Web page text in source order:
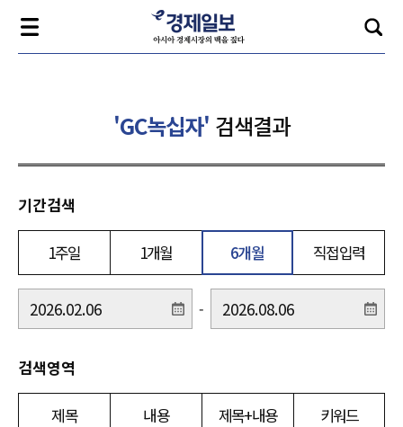
'GC녹십자' 검색결과
기간검색
1주일 1개월 6개월 직접입력
-
검색영역
제목 내용 제목+내용 키워드